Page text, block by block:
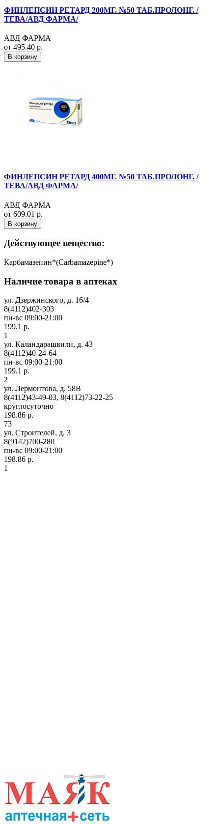
ФИНЛЕПСИН РЕТАРД 200МГ. №50 ТАБ.ПРОЛОНГ. /
ТЕВА/АВД ФАРМА/
АВД ФАРМА
от 495.40 р.
В корзину
ФИНЛЕПСИН РЕТАРД 400МГ. №50 ТАБ.ПРОЛОНГ. /
ТЕВА/АВД ФАРМА/
АВД ФАРМА
от 609.01 р.
В корзину
Действующее вещество:
Карбамазепин*(Carbamazepine*)
Наличие товара в аптеках
ул. Дзержинского, д. 16/4
8(4112)402-303
пн-вс 09:00-21:00
199.1 р.
1
ул. Каландарашвили, д. 43
8(4112)40-24-64
пн-вс 09:00-21:00
199.1 р.
2
ул. Лермонтова, д. 58В
8(4112)43-49-03, 8(4112)73-22-25
круглосуточно
198.86 р.
73
ул. Строителей, д. 3
8(9142)700-280
пн-вс 09:00-21:00
198.86 р.
1